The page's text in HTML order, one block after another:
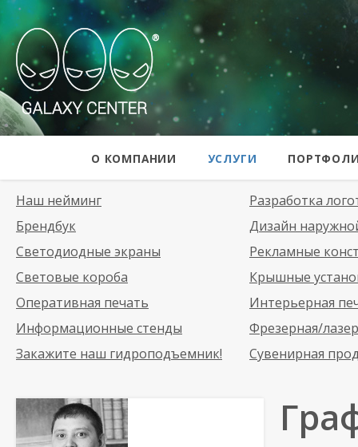
Galaxy Center
О КОМПАНИИ УСЛУГИ
Наш нейминг
Разработка
Брендбук
Дизайн
Светодиодные экраны
Рекламные
Световые короба
Крышные
Оперативная печать
Интерьерная
Информационные стенды
Фрезерная/
Закажите наш гидроподъемник!
Сувенирная